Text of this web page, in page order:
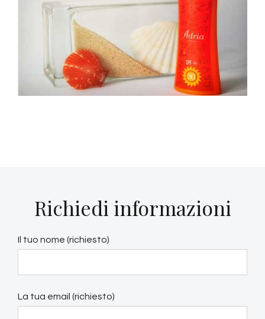
Richiedi informazioni
Il tuo nome (richiesto)
La tua email (richiesto)